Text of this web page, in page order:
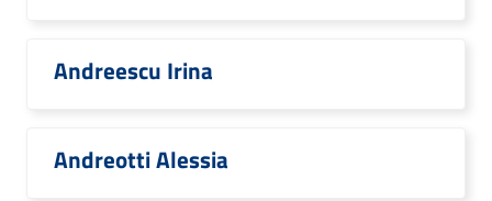
Andreescu Irina
Andreotti Alessia